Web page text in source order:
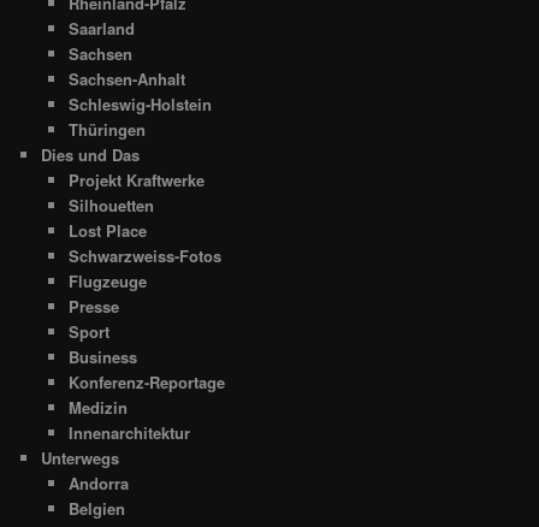
Saarland
Sachsen
Sachsen-Anhalt
Schleswig-Holstein
Thüringen
Dies und Das
Projekt Kraftwerke
Silhouetten
Lost Place
Schwarzweiss-Fotos
Flugzeuge
Presse
Sport
Business
Konferenz-Reportage
Medizin
Innenarchitektur
Unterwegs
Andorra
Belgien